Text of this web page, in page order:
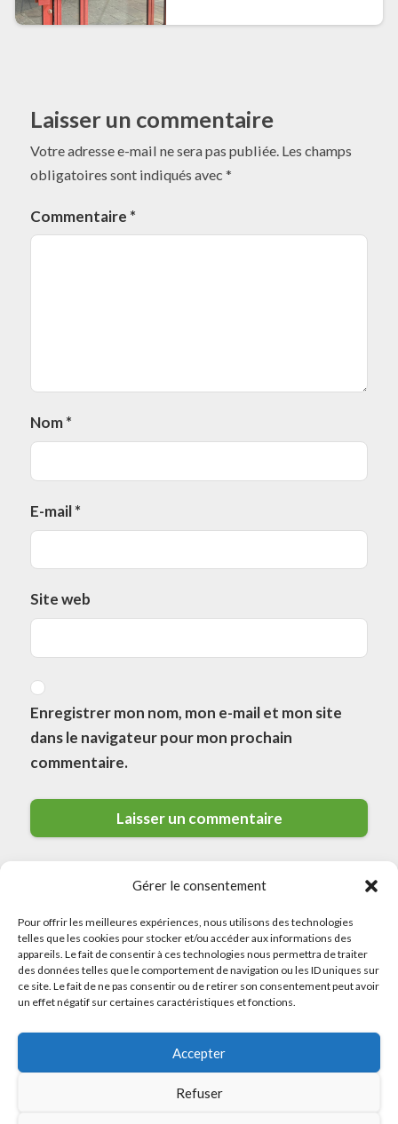
Gérer le consentement
Pour offrir les meilleures expériences, nous utilisons des technologies
telles que les cookies pour stocker et/ou accéder aux informations des
appareils. Le fait de consentir à ces technologies nous permettra de traiter
des données telles que le comportement de navigation ou les ID uniques sur
ce site. Le fait de ne pas consentir ou de retirer son consentement peut avoir
un effet négatif sur certaines caractéristiques et fonctions.
Accepter
Refuser
Laisser un commentaire
Votre adresse e-mail ne sera pas publiée. Les champs
obligatoires sont indiqués avec *
Commentaire *
Nom*
E-mail*
Site web
Enregistrer mon nom, mon e-mail et mon site
dans le navigateur pour mon prochain
commentaire.
© 2026 Meilleurs Plombiers · All rights reserved
Mentions Légales
Politique de Cookies